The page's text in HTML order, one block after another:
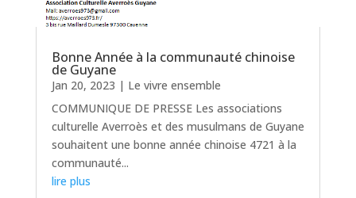
Bonne Année à la communauté chinoise
de Guyane
Jan 20, 2023 | Le vivre ensemble
COMMUNIQUE DE PRESSE Les associations
culturelle Averroès et des musulmans de Guyane
souhaitent une bonne année chinoise 4721 à la
communauté...
lire plus